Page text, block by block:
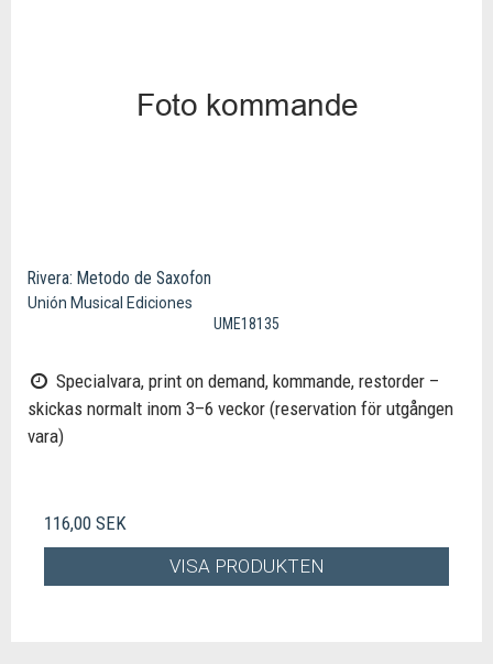
Rivera: Metodo de Saxofon
Unión Musical Ediciones
UME18135
Specialvara, print on demand, kommande, restorder –
skickas normalt inom 3–6 veckor (reservation för utgången
vara)
116,00 SEK
VISA PRODUKTEN